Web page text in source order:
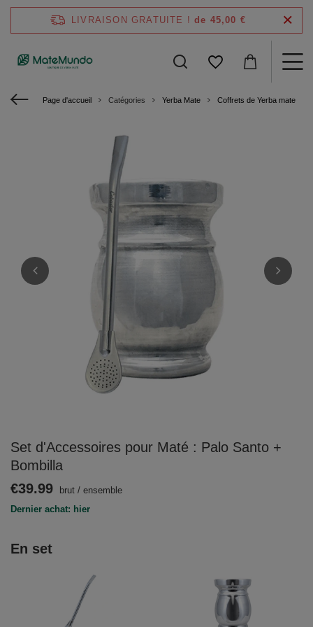
LIVRAISON GRATUITE ! de 45,00 €
Page d'accueil Catégories Yerba Mate Coffrets de Yerba mate
Set d'Accessoires pour Maté : Palo Santo +
Bombilla
En set
€39.99 brut / ensemble
Dernier achat: hier